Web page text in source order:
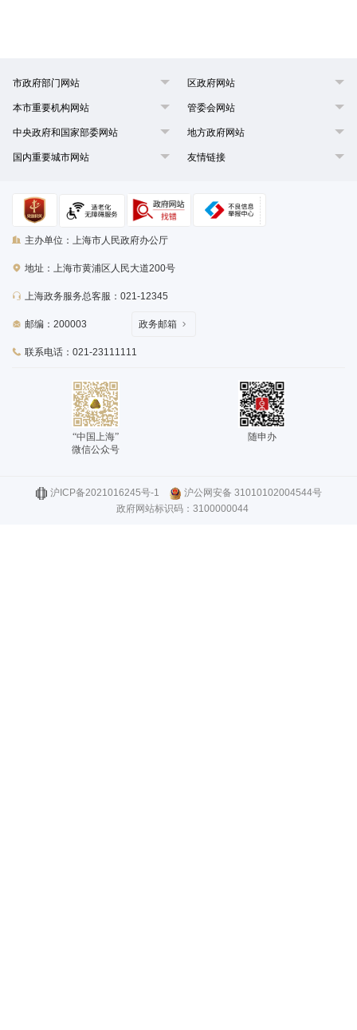
市政府部门网站 区政府网站
本市重要机构网站 管委会网站
中央政府和国家部委网站 地方政府网站
国内重要城市网站 友情链接
主办单位：上海市人民政府办公厅
地址：上海市黄浦区人民大道200号
上海政务服务总客服：021-12345
邮编：200003
联系电话：021-23111111
政务邮箱
“中国上海”
微信公众号
随申办
沪ICP备2021016245号-1
沪公网安备 31010102004544号
政府网站标识码：3100000044